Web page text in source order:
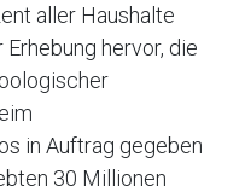
aller Haushalte
hervor, die
in Auftrag gegeben
30 Millionen